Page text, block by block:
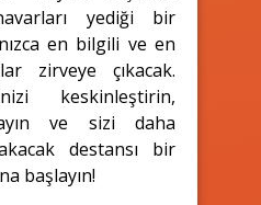
yediği bir
en bilgili ve en
zirveye çıkacak.
keskinleştirin,
ve sizi daha
destansı bir
başlayın!